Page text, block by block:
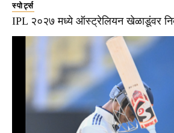
स्पोर्ट्स
IPL २०२७ मध्ये ऑस्ट्रेलियन खेळाडूंवर